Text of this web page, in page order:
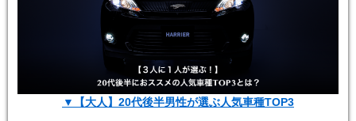
▼【大人】20代後半男性が選ぶ人気車種TOP3